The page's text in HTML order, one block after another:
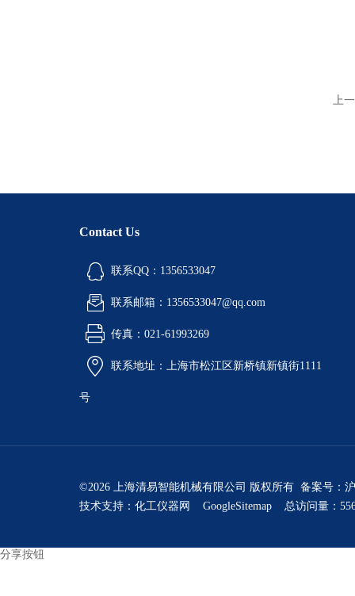
上
Contact Us
联系QQ：1356533047
联系邮箱：1356533047@qq.com
传真：021-61993269
联系地址：上海市松江区新桥镇新镇街1111
号
©2026 上海清易智能机械有限公司 版权所有 备案号：
技术支持： 化工仪器网 GoogleSitemap 总访问量：
分享按钮